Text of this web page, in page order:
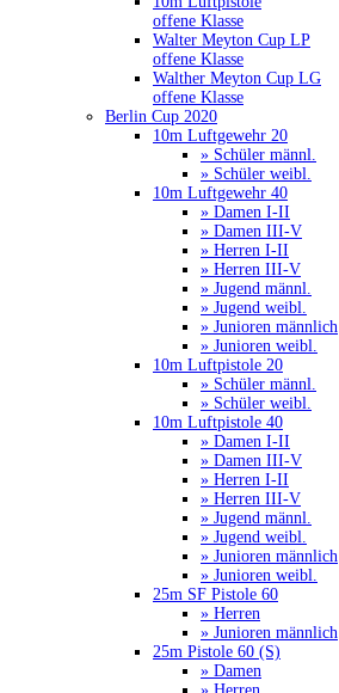
offene Klasse
Walter Meyton Cup LP
offene Klasse
Walther Meyton Cup LG
offene Klasse
Berlin Cup 2020
10m Luftgewehr 20
» Schüler männl.
» Schüler weibl.
10m Luftgewehr 40
» Damen I-II
» Damen III-V
» Herren I-II
» Herren III-V
» Jugend männl.
» Jugend weibl.
» Junioren männlich
» Junioren weibl.
10m Luftpistole 20
» Schüler männl.
» Schüler weibl.
10m Luftpistole 40
» Damen I-II
» Damen III-V
» Herren I-II
» Herren III-V
» Jugend männl.
» Jugend weibl.
» Junioren männlich
» Junioren weibl.
25m SF Pistole 60
» Herren
» Junioren männlich
25m Pistole 60 (S)
» Damen